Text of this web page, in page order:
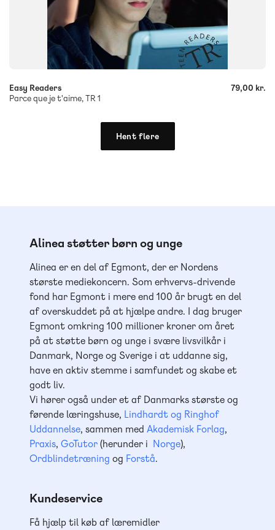
+
Easy Readers
Parce que je t'aime, TR 1
79,00 kr.
Hent flere
Alinea støtter børn og unge
Alinea er en del af Egmont, der er Nordens
største mediekoncern. Som erhvervs-drivende
fond har Egmont i mere end 100 år brugt en del
af overskuddet på at hjælpe andre. I dag bruger
Egmont omkring 100 millioner kroner om året
på at støtte børn og unge i svære livsvilkår i
Danmark, Norge og Sverige i at uddanne sig,
have en aktiv stemme i samfundet og skabe et
godt liv.
Vi hører også under et af Danmarks største og
førende læringshuse, Lindhardt og Ringhof
Uddannelse, sammen med Akademisk Forlag,
Praxis, GoTutor(herunder i Norge),
Ordblindetræning og Forstå.
Kundeservice
Få hjælp til køb af læremidler